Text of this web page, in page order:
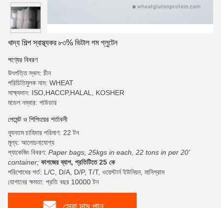
খাদ্য শিল্প স্বাস্থ্যকর ৮৩% ভিটাল গম গ্লুটেন
পণ্যের বিবরণ
উৎপত্তি স্থল: চীন
পরিচিতিমুলক নাম: WHEAT
সাক্ষ্যদান: ISO,HACCP,HALAL, KOSHER
মডেল নম্বার: পাউডার
পেমেন্ট ও শিপিংয়ের শর্তাবলী
ন্যূনতম চাহিদার পরিমাণ: 22 টন
মূল্য: আলোচনাযোগ্য
প্যাকেজিং বিবরণ: Paper bags, 25kgs in each, 22 tons in per 20'
container; কাগজের ব্যাগ, প্রতিটিতে 25 কে
পরিশোধের শর্ত: L/C, D/A, D/P, T/T, ওয়েস্টার্ন ইউনিয়ন, মানিগ্রাম
যোগানের ক্ষমতা: প্রতি বছর 10000 টন